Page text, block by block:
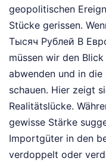
geopolitischen
Stücke gerissen.
Тысяч Рублей В
müssen wir den
abwenden und in
schauen. Hier zeigt
Realitätslücke.
gewisse Stärke
Importgüter in den
verdoppelt oder